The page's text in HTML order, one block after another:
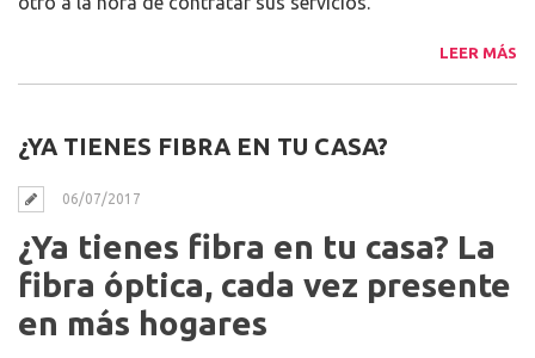
LEER MÁS
¿YA TIENES FIBRA EN TU CASA?
06/07/2017
¿Ya tienes fibra en tu casa? La
fibra óptica, cada vez presente
en más hogares